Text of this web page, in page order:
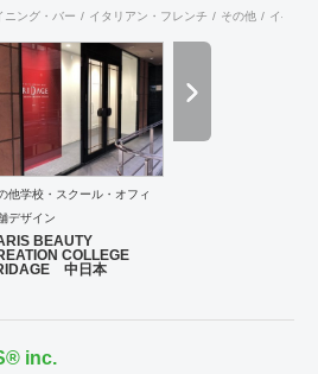
、女性の気持ちを動かせる空間創りが可能
た。 私たちには、店舗設計・店舗デザイン
以上の歴史があります。 少数精鋭のチー
ークが軽いうえ、デザイナーはそれぞれ
性の購買心理など女性のマーケティング理
設計には定評があり、日本だけでなく中国
店舗でも大きな反響を実現してきまし
ションにより 感性を生かした上で計算さ
売り上げにつなげていきます。 設計施工ご
施工会社とのコラボレーションにて対応
す。どうぞご相談ください。
ニング・バー イタリアン・フレンチ その他 イベン
他学校・スクール・オフィ
デザイン
BEAUTY
COLLEGE
中日本
inc.